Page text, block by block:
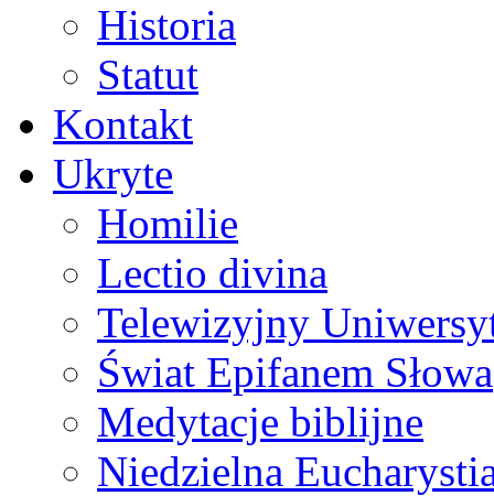
Historia
Statut
Kontakt
Ukryte
Homilie
Lectio divina
Telewizyjny
Świat Epifanem Słowa
Medytacje biblijne
Niedzielna